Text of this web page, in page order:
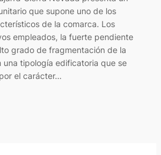
que supone uno de los
de la comarca. Los
empleados, la fuerte pendiente
grado de fragmentación de la
tipología edificatoria que se
el carácter…